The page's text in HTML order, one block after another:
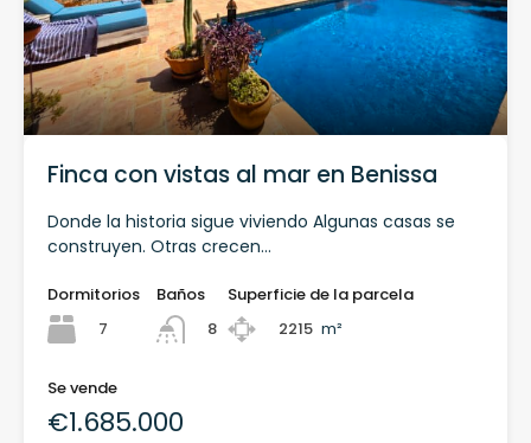
Finca con vistas al mar en Benissa
Donde la historia sigue viviendo Algunas casas se
construyen. Otras crecen…
Dormitorios
7
Baños
8
Superficie de la parcela
2215 m²
Se vende
€1.685.000